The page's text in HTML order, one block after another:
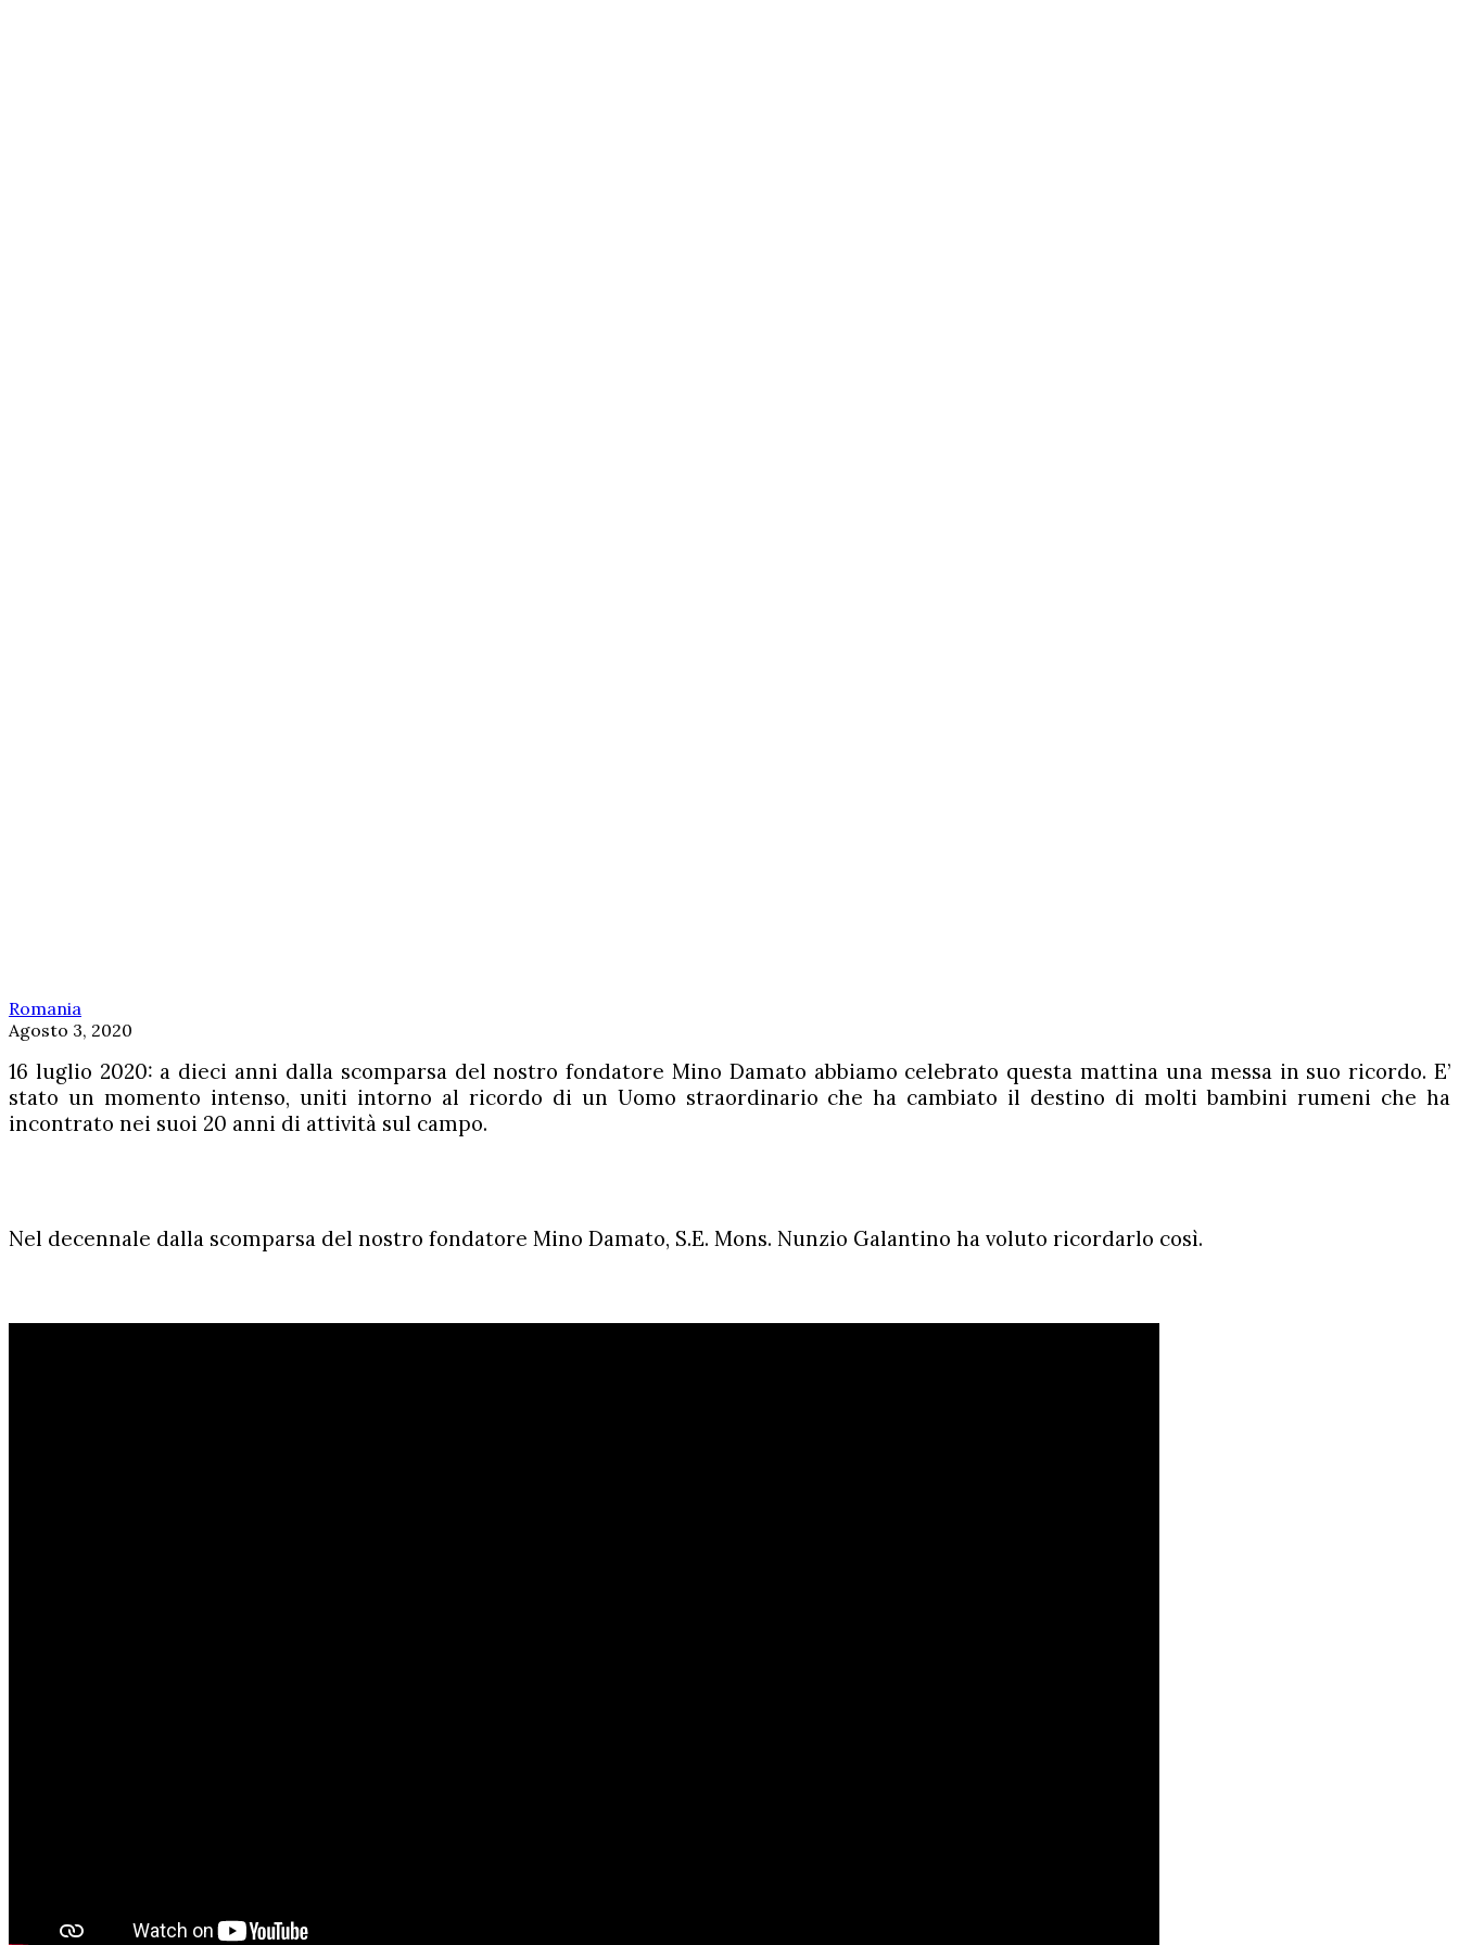
Romania
Agosto 3, 2020
16 luglio 2020: a dieci anni dalla scomparsa del nostro fondatore Mino Damato abbiamo celebrato questa mattina una messa in suo ricordo. E’
stato un momento intenso, uniti intorno al ricordo di un Uomo straordinario che ha cambiato il destino di molti bambini rumeni che ha
incontrato nei suoi 20 anni di attività sul campo.
Nel decennale dalla scomparsa del nostro fondatore Mino Damato, S.E. Mons. Nunzio Galantino ha voluto ricordarlo così.